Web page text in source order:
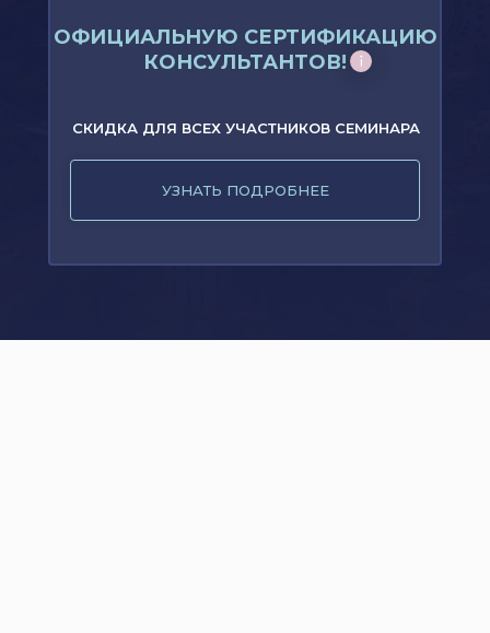
ОФИЦИАЛЬНУЮ СЕРТИФИКАЦИЮ
КОНСУЛЬТАНТОВ!
СКИДКА ДЛЯ ВСЕХ УЧАСТНИКОВ СЕМИНАРА
УЗНАТЬ ПОДРОБНЕЕ